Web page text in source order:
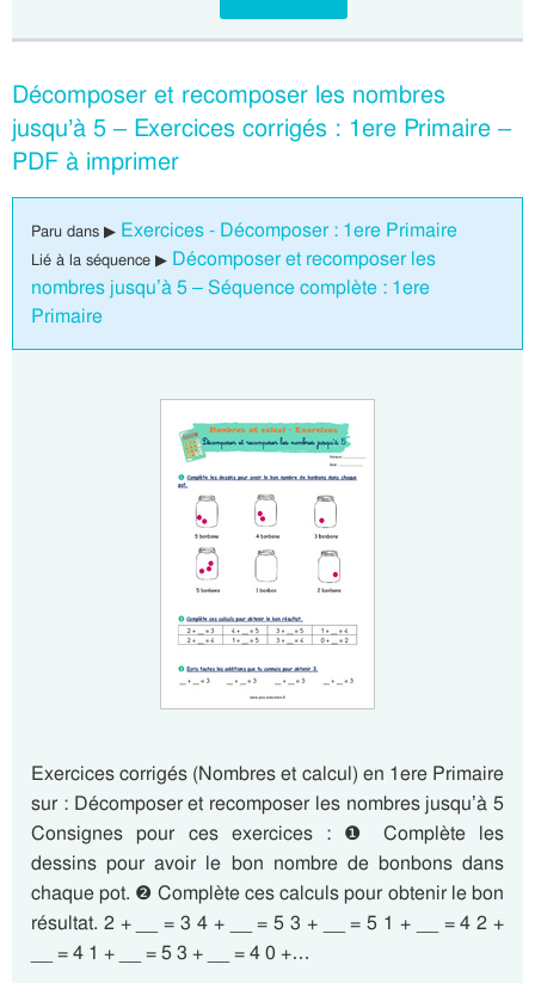
Décomposer et recomposer les nombres
jusqu’à 5 – Exercices corrigés : 1ere Primaire –
PDF à imprimer
Paru dans ▶ Exercices - Décomposer : 1ere Primaire
Lié à la séquence ▶ Décomposer et recomposer les
nombres jusqu’à 5 – Séquence complète : 1ere
Primaire
Exercices corrigés (Nombres et calcul) en 1ere Primaire
sur : Décomposer et recomposer les nombres jusqu’à 5
Consignes pour ces exercices : ❶ Complète les
dessins pour avoir le bon nombre de bonbons dans
chaque pot. ❷ Complète ces calculs pour obtenir le bon
résultat. 2 + __ = 3 4 + __ = 5 3 + __ = 5 1 + __ = 4 2 +
__ = 4 1 + __ = 5 3 + __ = 4 0 +…